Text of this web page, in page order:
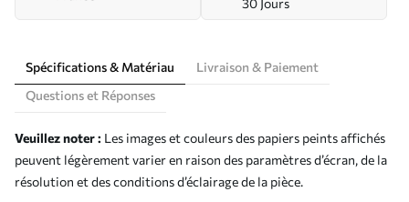
30 Jours
Spécifications & Matériau
Livraison & Paiement
Questions et Réponses
Veuillez noter : Les images et couleurs des papiers peints affichés
peuvent légèrement varier en raison des paramètres d’écran, de la
résolution et des conditions d’éclairage de la pièce.